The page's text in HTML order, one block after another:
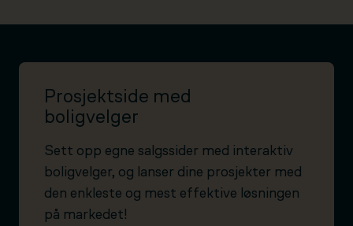
Prosjektside med
boligvelger
Sett opp egne salgssider med interaktiv
boligvelger, og lanser dine prosjekter med
den enkleste og mest effektive løsningen
på markedet!